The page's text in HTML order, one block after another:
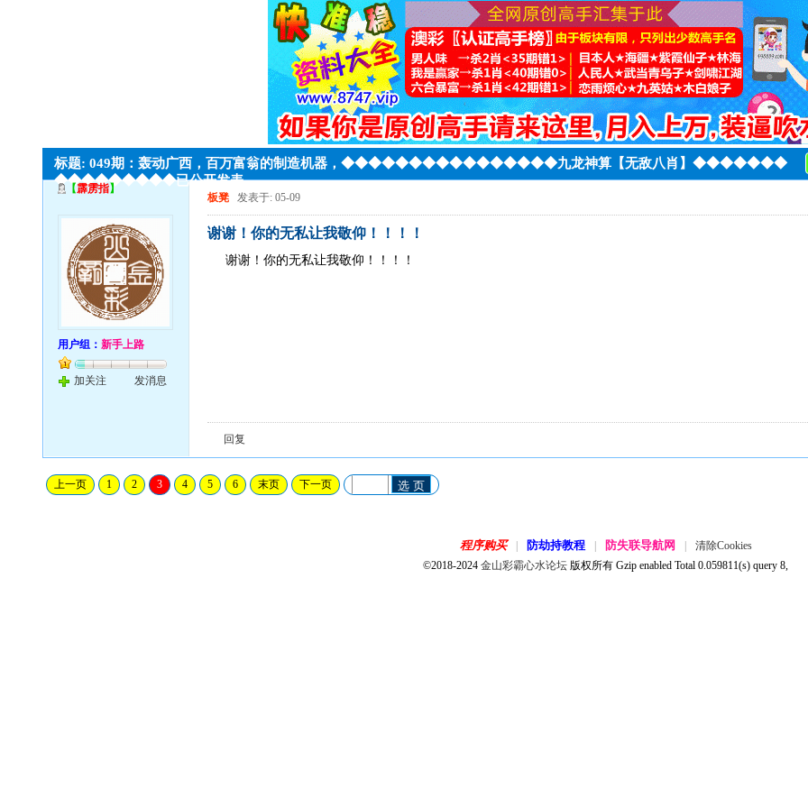
标题: 049期：轰动广西，百万富翁的制造机器，◆◆◆◆◆◆◆◆◆◆◆◆◆◆◆◆九龙神算【无敌八肖】◆◆◆◆◆◆◆
◆◆◆◆◆◆◆◆◆已公开发表
【霹雳指】
用户组：新手上路
加关注 发消息
板凳 发表于: 05-09
谢谢！你的无私让我敬仰！！！！
谢谢！你的无私让我敬仰！！！！
回复
上一页 1 2 3 4 5 6 末页 下一页 选 页
程序购买 防劫持教程 防失联导航网
清除Cookies
©2018-2024金山彩霸心水论坛 版权所有 Gzip enabledTotal 0.059811(s) query 8,